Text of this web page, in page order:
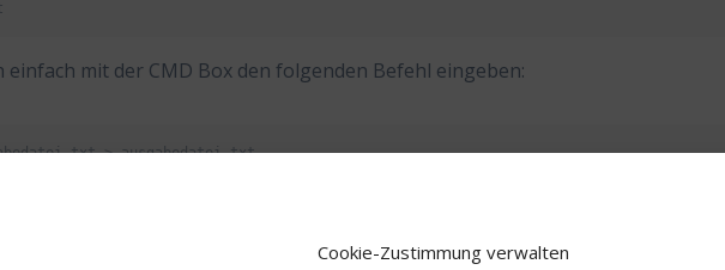
Cookie-Zustimmung verwalten
mit der CMD Box den folgenden Befehl eingeben:
> ausgabedatei.txt